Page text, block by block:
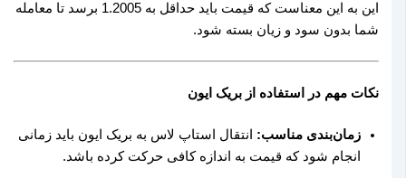
این به این معناست که قیمت باید حداقل به 1.2005 برسد تا معامله
شما بدون سود و زیان بسته شود.
نکات مهم در استفاده از بریک ایون
زمان‌بندی مناسب:انتقال استاپ لاس به بریک ایون باید زمانی
انجام شود که قیمت به اندازه کافی حرکت کرده باشد.